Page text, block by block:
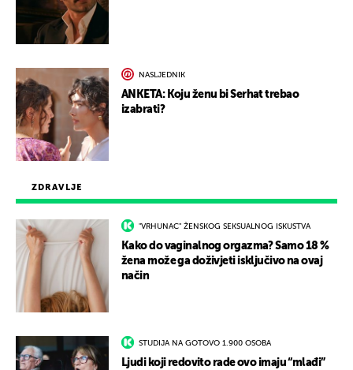
ZDRAVLJE
"VRHUNAC" ŽENSKOG SEKSUALNOG ISKUSTVA
Kako do vaginalnog orgazma? Samo 18 %
žena može ga doživjeti isključivo na ovaj
način
STUDIJA NA GOTOVO 1.900 OSOBA
Ljudi koji redovito rade ovo imaju “mlađi”
NASLJEDNIK
ANKETA: Koju ženu bi Serhat trebao
izabrati?